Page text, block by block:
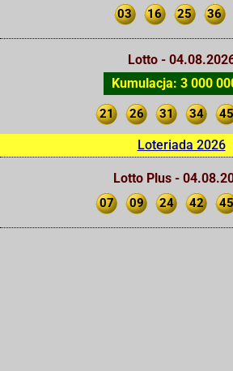
03 16 25 36
Lotto -
Kumulacja: 3 000
21 26 31 34 45
Loteriada 2026
Lotto Plus -
07 09 24 42 45